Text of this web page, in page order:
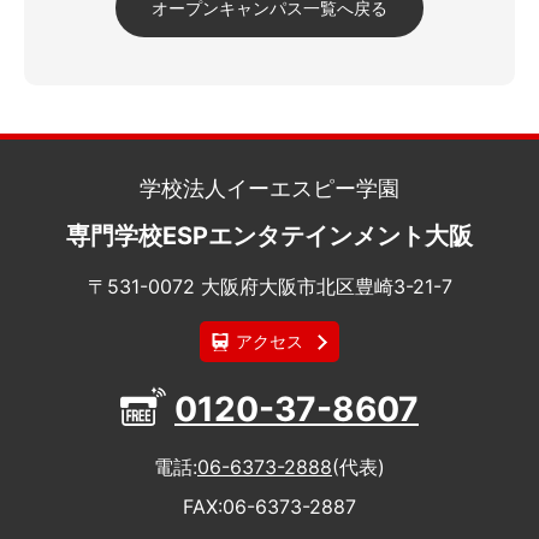
オープンキャンパス一覧へ戻る
学校法人イーエスピー学園
専門学校ESPエンタテインメント大阪
〒531-0072 大阪府大阪市北区豊崎3-21-7
アクセス
0120-37-8607
電話 06-6373-2888(代表)
FAX 06-6373-2887